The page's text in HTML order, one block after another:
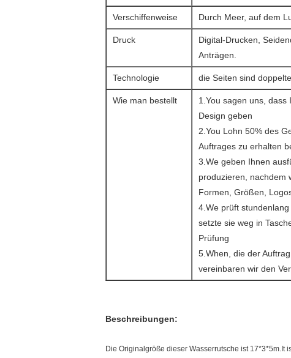
Verschiffenweise Durch Meer, auf dem
Druck
Digital-Drucken,
Anträgen.
Technologie die Seiten sind
Wie man bestellt
1.You sagen uns,
Design geben
2.You Lohn 50% des
Auftrages zu erhalten
3.We geben Ihnen
produzieren, nachdem
Formen, Größen,
4.We prüft
setzte sie weg in
Prüfung
5.When, die der
vereinbaren wir den
Beschreibungen:
Die Originalgröße dieser Wasserrutsche ist 17*3*5m.It